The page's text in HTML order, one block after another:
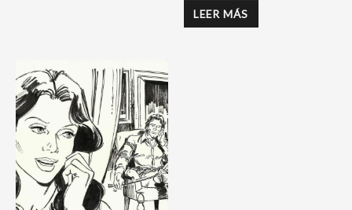
LEER MÁS